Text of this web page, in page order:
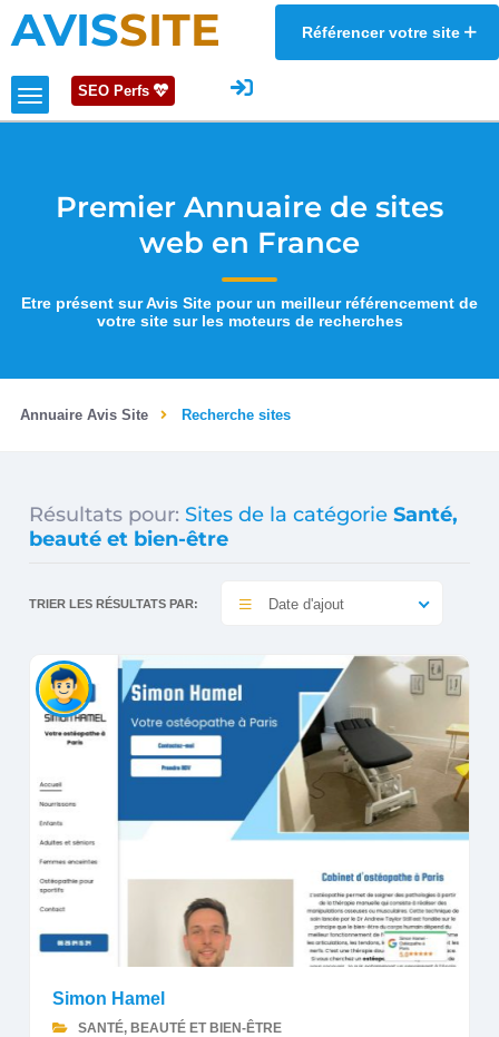
AVISSITE Référencer votre site
SEO Perfs
Premier Annuaire de sites
web en France
Etre présent sur Avis Site pour un meilleur référencement de
votre site sur les moteurs de recherches
Annuaire Avis Site Recherche sites
Résultats pour: Sites de la catégorie Santé,
beauté et bien-être
TRIER LES RÉSULTATS PAR: Date d'ajout
Simon Hamel
SANTÉ, BEAUTÉ ET BIEN-ÊTRE